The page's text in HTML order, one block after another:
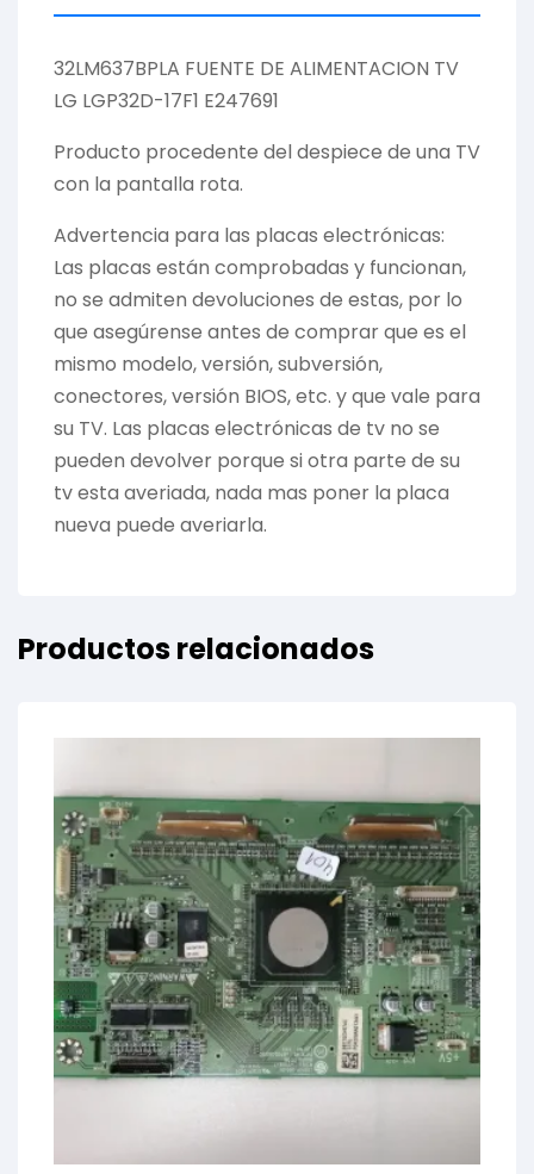
32LM637BPLA FUENTE DE ALIMENTACION TV
LG LGP32D-17F1 E247691
Producto procedente del despiece de una TV
con la pantalla rota.
Advertencia para las placas electrónicas:
Las placas están comprobadas y funcionan,
no se admiten devoluciones de estas, por lo
que asegúrense antes de comprar que es el
mismo modelo, versión, subversión,
conectores, versión BIOS, etc. y que vale para
su TV. Las placas electrónicas de tv no se
pueden devolver porque si otra parte de su
tv esta averiada, nada mas poner la placa
nueva puede averiarla.
Productos relacionados